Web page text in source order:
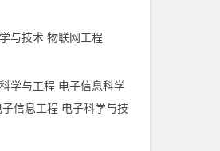
与技术 物联网工程
学与工程 电子信息科学
子信息工程 电子科学与技